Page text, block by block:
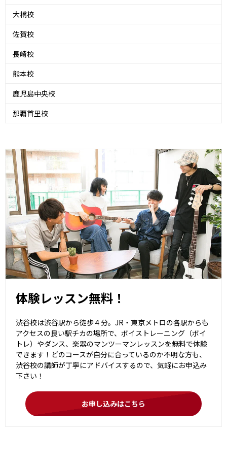
大橋校
佐賀校
長崎校
熊本校
鹿児島中央校
那覇首里校
体験レッスン無料！
渋谷校は渋谷駅から徒歩４分。JR・東京メトロの各駅からも
アクセスの良い駅チカの場所で、ボイストレーニング（ボイ
トレ）やダンス、楽器のマンツーマンレッスンを無料で体験
できます！どのコースが自分に合っているのか不明な方も、
渋谷校の講師が丁寧にアドバイスするので、気軽にお申込み
下さい！
お申し込みはこちら